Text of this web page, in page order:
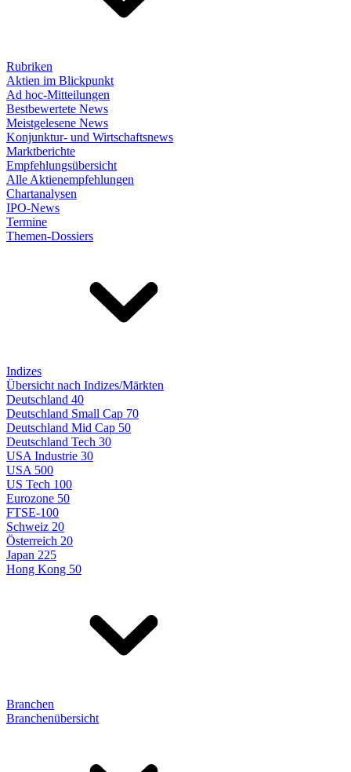
Rubriken
Aktien im Blickpunkt
Ad hoc-Mitteilungen
Bestbewertete News
Meistgelesene News
Konjunktur- und Wirtschaftsnews
Marktberichte
Empfehlungsübersicht
Alle Aktienempfehlungen
Chartanalysen
IPO-News
Termine
Themen-Dossiers
Indizes
Übersicht nach Indizes/Märkten
Deutschland 40
Deutschland Small Cap 70
Deutschland Mid Cap 50
Deutschland Tech 30
USA Industrie 30
USA 500
US Tech 100
Eurozone 50
FTSE-100
Schweiz 20
Österreich 20
Japan 225
Hong Kong 50
Branchen
Branchenübersicht